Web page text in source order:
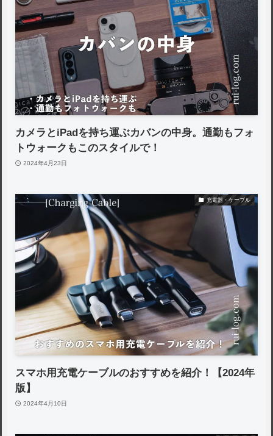
カメラとiPadを持ち運ぶカバンの中身。通勤もフォ
トウォークもこのスタイルで！
2024年4月23日
充電器・ケーブル
スマホ用充電ケーブルのおすすめを紹介！【2024年
版】
2024年4月10日